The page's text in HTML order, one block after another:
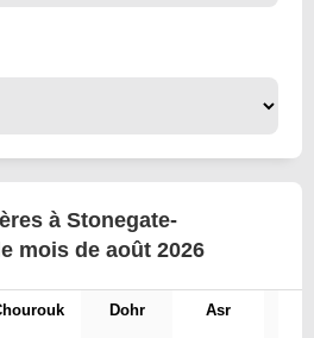
à Stonegate-
mois de août 2026
Dohr Asr